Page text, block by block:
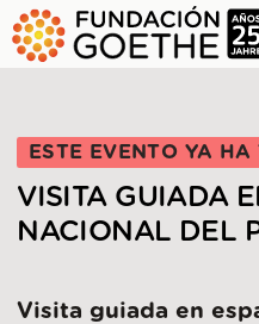
SALTAR AL
ESTE EVENTO YA
VISITA GUIADA
NACIONAL DEL
Visita guiada en